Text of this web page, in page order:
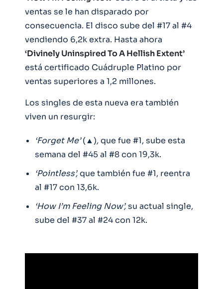
ventas se le han disparado por
consecuencia. El disco sube del #17 al #4
vendiendo 6,2k extra. Hasta ahora
‘Divinely Uninspired To A Hellish Extent’
está certificado Cuádruple Platino por
ventas superiores a 1,2 millones.
Los singles de esta nueva era también
viven un resurgir:
‘Forget Me’(▲),que fue #1, sube esta
semana del #45 al #8 con 19,3k.
‘Pointless’,que también fue #1, reentra
al #17 con 13,6k.
‘How I’m Feeling Now’,su actual single,
sube del #37 al #24 con 12k.